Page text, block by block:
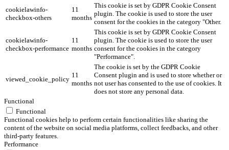
cookielawinfo-
checkbox-others
11
months
This cookie is set by GDPR Cookie Consent
plugin. The cookie is used to store the user
consent for the cookies in the category "Other.
cookielawinfo-
checkbox-performance
11
months
This cookie is set by GDPR Cookie Consent
plugin. The cookie is used to store the user
consent for the cookies in the category
"Performance".
viewed_cookie_policy
11
months
The cookie is set by the GDPR Cookie
Consent plugin and is used to store whether or
not user has consented to the use of cookies. It
does not store any personal data.
Functional
Functional
Functional cookies help to perform certain functionalities like sharing the
content of the website on social media platforms, collect feedbacks, and other
third-party features.
Performance